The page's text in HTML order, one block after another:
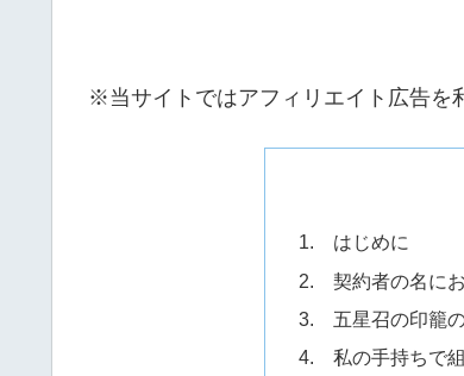
※当サイトではアフィリエイト広告を
1. はじめに
2. 契約者の名にお
3. 五星召の印籠の
4. 私の手持ちで組